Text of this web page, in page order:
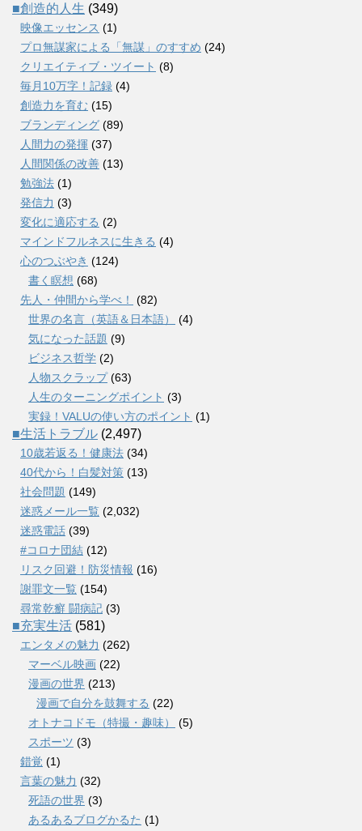
■創造的人生 (349)
映像エッセンス (1)
プロ無謀家による「無謀」のすすめ (24)
クリエイティブ・ツイート (8)
毎月10万字！記録 (4)
創造力を育む (15)
ブランディング (89)
人間力の発揮 (37)
人間関係の改善 (13)
勉強法 (1)
発信力 (3)
変化に適応する (2)
マインドフルネスに生きる (4)
心のつぶやき (124)
書く瞑想 (68)
先人・仲間から学べ！
(82)
世界の名言（英語＆日本語）
(4)
気になった話題 (9)
ビジネス哲学 (2)
人物スクラップ(63)
人生のターニングポイント (3)
実録！VALUの使い方のポイント (1)
■生活トラブル (2,497)
10歳若返る！健康法 (34)
40代から！白髪対策 (13)
社会問題 (149)
迷惑メール一覧 (2,032)
迷惑電話 (39)
#コロナ団結 (12)
リスク回避！防災情報 (16)
謝罪文一覧 (154)
尋常乾癬 闘病記 (3)
■充実生活 (581)
エンタメの魅力 (262)
マーベル映画 (22)
漫画の世界 (213)
漫画で自分を鼓舞する (22)
オトナコドモ（特撮・趣味）
(5)
スポーツ (3)
錯覚 (1)
言葉の魅力 (32)
死語の世界 (3)
あるあるブログかるた (1)